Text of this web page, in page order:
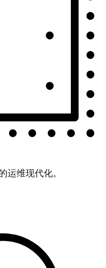
运维现代化。